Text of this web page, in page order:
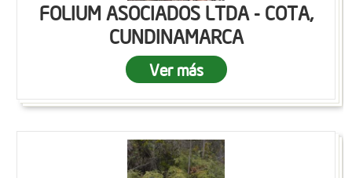
FOLIUM ASOCIADOS LTDA - COTA,
CUNDINAMARCA
Ver más